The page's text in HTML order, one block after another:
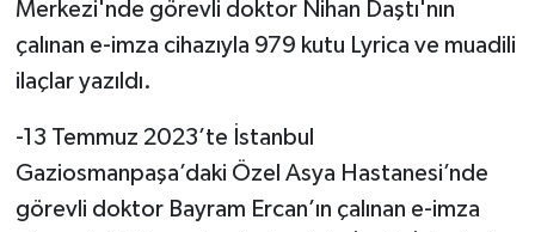
Merkezi'nde görevli doktor Nihan Daştı'nın
çalınan e-imza cihazıyla 979 kutu Lyrica ve muadili
ilaçlar yazıldı.
-13 Temmuz 2023’te İstanbul
Gaziosmanpaşa’daki Özel Asya Hastanesi’nde
görevli doktor Bayram Ercan’ın çalınan e-imza